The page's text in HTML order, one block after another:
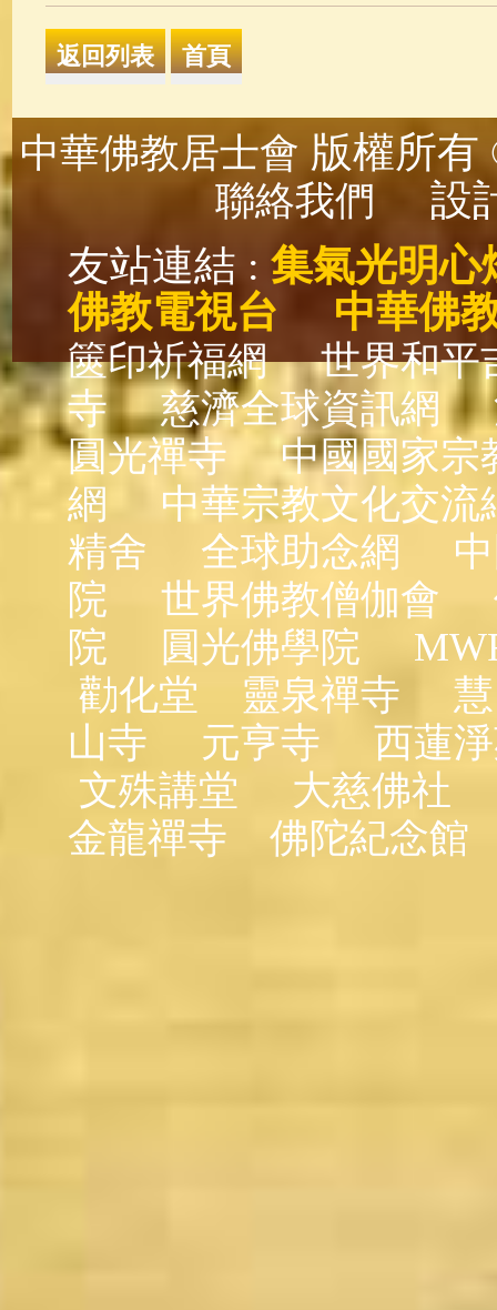
中華佛教居士會 版權所
聯絡我們
設
友站連結 : 集氣光明心
佛教電視台
中華佛
篋印祈福網
世界和平
寺
慈濟全球資訊網
圓光禪寺
中國國家宗
網
中華宗教文化交流
精舍
全球助念網
院
世界佛教僧伽會
院
圓光佛學院
勸化堂
靈泉禪寺
山寺
元亨寺
西蓮
文殊講堂
大慈佛社
金龍禪寺
佛陀紀念館